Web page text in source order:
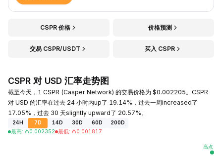
CSPR 价格 价格预测
交易 CSPR/USDT 买入 CSPR
CSPR 对 USD 汇率走势图
截至今天，1 CSPR (Casper Network) 的交易价格为 $0.002205。CSPR
对 USD 的汇率在过去 24 小时内up了 19.14%，过去一周increased了
17.05%，过去 30 天slightly upward了 20.57%。
24H 7D 14D 30D 60D
200D
最高: ₼0.002352 最低: ₼0.001817